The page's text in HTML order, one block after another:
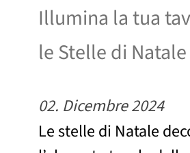
Illumina la tua
le Stelle di Natale
02. Dicembre 2024
Le stelle di Natale